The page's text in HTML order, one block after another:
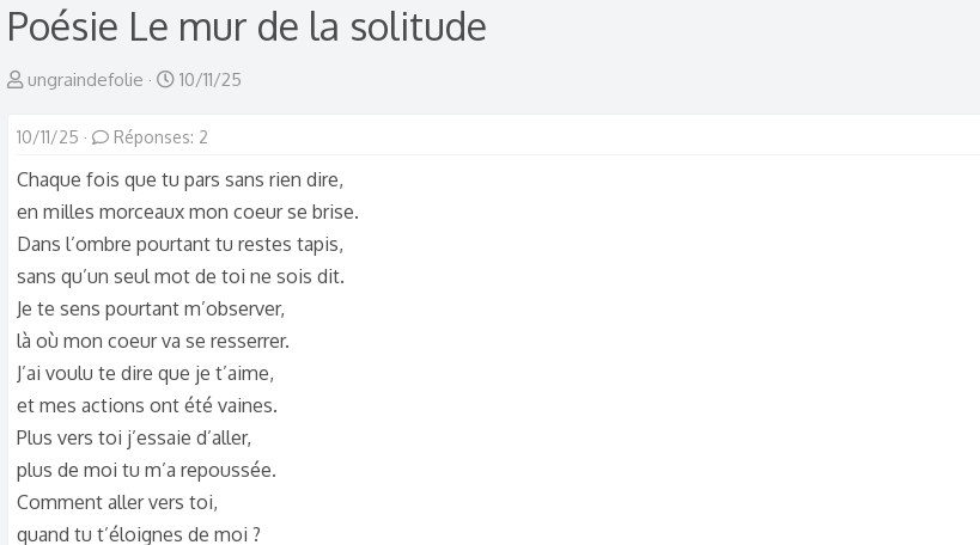
Poésie Le mur de la solitude
A
t
e
d
e
l
a
d
i
s
c
u
s
ungraindefolie
D
t
d
d
é
b
u
t
10/11/25
10/11/25 Réponses: 2
Chaque fois que tu pars sans rien dire,
en milles morceaux mon coeur se brise.
Dans l’ombre pourtant tu restes tapis,
sans qu’un seul mot de toi ne sois dit.
Je te sens pourtant m’observer,
là où mon coeur va se resserrer.
J’ai voulu te dire que je t’aime,
et mes actions ont été vaines.
Plus vers toi j’essaie d’aller,
plus de moi tu m’a repoussée.
Comment aller vers toi,
quand tu t’éloignes de moi ?